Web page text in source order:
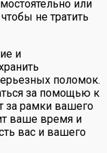
или
не тратить
и
поломок.
за помощью к
за рамки вашего
ваше время и
вас и вашего